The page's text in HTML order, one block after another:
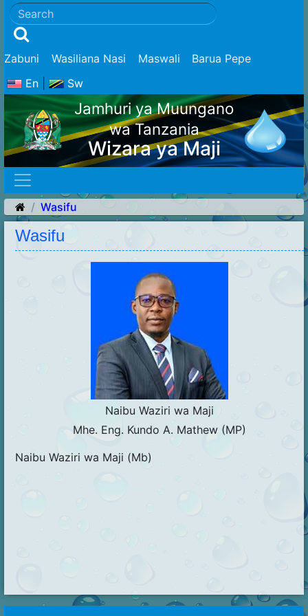
Zabuni Wasiliana Nasi Maswali
Barua Pepe
En
Sw
Jamhuri ya Muungano
wa Tanzania
Wizara ya Maji
Wasifu
Wasifu
Naibu Waziri wa Maji
Mhe. Eng. Kundo A. Mathew (MP)
Naibu Waziri wa Maji (Mb)